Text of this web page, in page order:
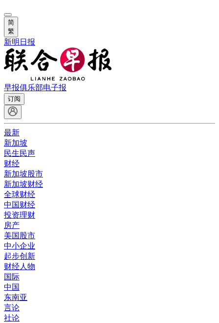
简
繁
新明日报
早报俱乐部电子报
订阅
最新
新加坡
民生民声
财经
新加坡股市
新加坡财经
全球财经
中国财经
投资理财
房产
美国股市
中小企业
起步创新
财经人物
国际
中国
东南亚
言论
社论